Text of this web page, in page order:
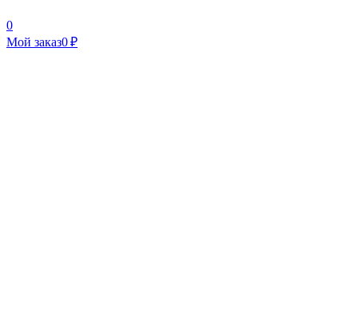
0
Мой заказ0 ₽